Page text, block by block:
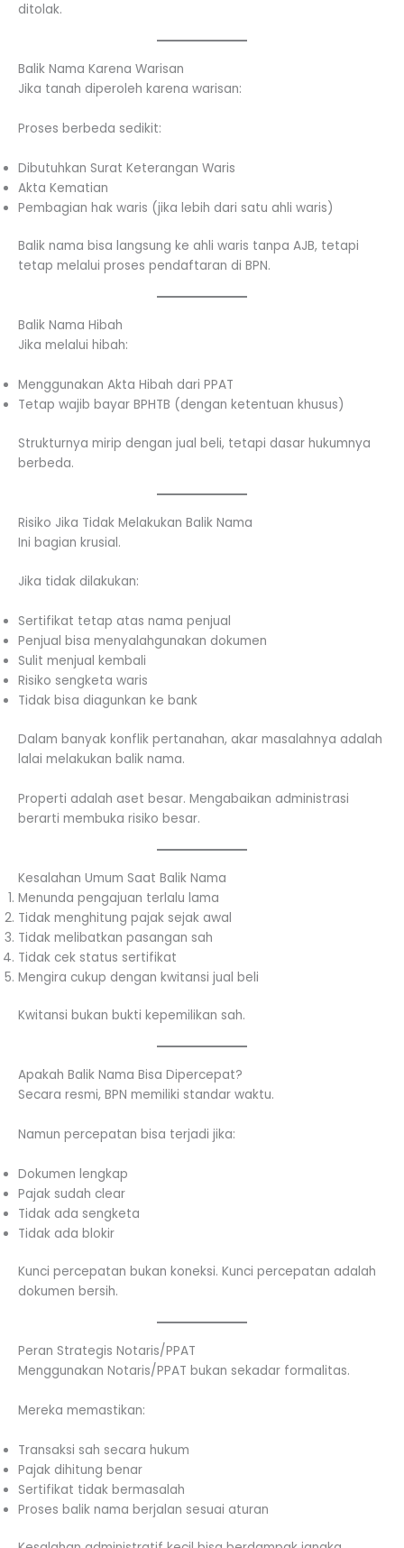
ditolak.
Balik Nama Karena Warisan
Jika tanah diperoleh karena warisan:
Proses berbeda sedikit:
Dibutuhkan Surat Keterangan Waris
Akta Kematian
Pembagian hak waris (jika lebih dari satu ahli waris)
Balik nama bisa langsung ke ahli waris tanpa AJB, tetapi
tetap melalui proses pendaftaran di BPN.
Balik Nama Hibah
Jika melalui hibah:
Menggunakan Akta Hibah dari PPAT
Tetap wajib bayar BPHTB (dengan ketentuan khusus)
Strukturnya mirip dengan jual beli, tetapi dasar hukumnya
berbeda.
Risiko Jika Tidak Melakukan Balik Nama
Ini bagian krusial.
Jika tidak dilakukan:
Sertifikat tetap atas nama penjual
Penjual bisa menyalahgunakan dokumen
Sulit menjual kembali
Risiko sengketa waris
Tidak bisa diagunkan ke bank
Dalam banyak konflik pertanahan, akar masalahnya adalah
lalai melakukan balik nama.
Properti adalah aset besar. Mengabaikan administrasi
berarti membuka risiko besar.
Kesalahan Umum Saat Balik Nama
Menunda pengajuan terlalu lama
Tidak menghitung pajak sejak awal
Tidak melibatkan pasangan sah
Tidak cek status sertifikat
Mengira cukup dengan kwitansi jual beli
Kwitansi bukan bukti kepemilikan sah.
Apakah Balik Nama Bisa Dipercepat?
Secara resmi, BPN memiliki standar waktu.
Namun percepatan bisa terjadi jika:
Dokumen lengkap
Pajak sudah clear
Tidak ada sengketa
Tidak ada blokir
Kunci percepatan bukan koneksi. Kunci percepatan adalah
dokumen bersih.
Peran Strategis Notaris/PPAT
Menggunakan Notaris/PPAT bukan sekadar formalitas.
Mereka memastikan:
Transaksi sah secara hukum
Pajak dihitung benar
Sertifikat tidak bermasalah
Proses balik nama berjalan sesuai aturan